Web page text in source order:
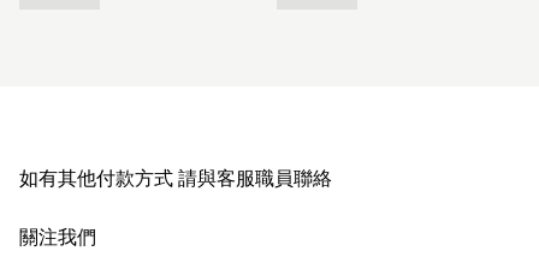
如有其他付款方式 請與客服職員聯絡
關注我們